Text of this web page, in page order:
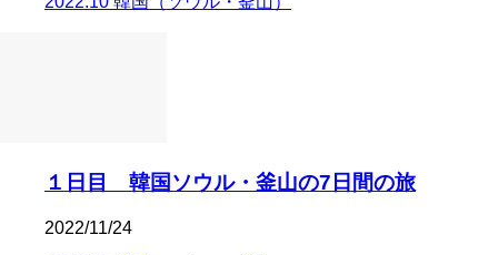
１日目 韓国ソウル・釜山の7日間の旅
2022/11/24